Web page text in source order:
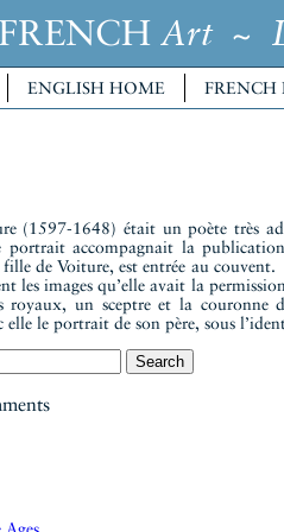
FRENCH Art~
ENGLISH HOME FRENCH
(1597-1648) était un poète très
portrait accompagnait la
de Voiture, est entrée au
les images qu’elle avait la
royaux, un sceptre et la couronne
elle le portrait de son père, sous